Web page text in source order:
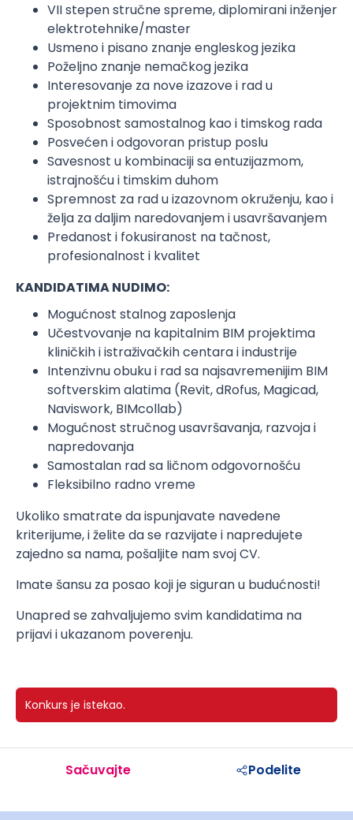
VII stepen stručne spreme, diplomirani inženjer
elektrotehnike/master
Usmeno i pisano znanje engleskog jezika
Poželjno znanje nemačkog jezika
Interesovanje za nove izazove i rad u
projektnim timovima
Sposobnost samostalnog kao i timskog rada
Posvećen i odgovoran pristup poslu
Savesnost u kombinaciji sa entuzijazmom,
istrajnošću i timskim duhom
Spremnost za rad u izazovnom okruženju, kao i
želja za daljim naredovanjem i usavršavanjem
Predanost i fokusiranost na tačnost,
profesionalnost i kvalitet
KANDIDATIMA NUDIMO:
Mogućnost stalnog zaposlenja
Učestvovanje na kapitalnim BIM projektima
kliničkih i istraživačkih centara i industrije
Intenzivnu obuku i rad sa najsavremenijim BIM
softverskim alatima (Revit, dRofus, Magicad,
Naviswork, BIMcollab)
Mogućnost stručnog usavršavanja, razvoja i
napredovanja
Samostalan rad sa ličnom odgovornošću
Fleksibilno radno vreme
Ukoliko smatrate da ispunjavate navedene
kriterijume, i želite da se razvijate i napredujete
zajedno sa nama, pošaljite nam svoj CV.
Imate šansu za posao koji je siguran u budućnosti!
Unapred se zahvaljujemo svim kandidatima na
prijavi i ukazanom poverenju.
Konkurs je istekao.
Sačuvajte Podelite